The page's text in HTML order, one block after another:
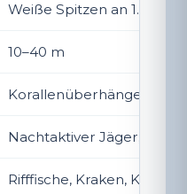
Weiße Spitzen an 1.
10–40 m
Korallenüberhänge,
Nachtaktiver Jäger;
Rifffische, Kraken,